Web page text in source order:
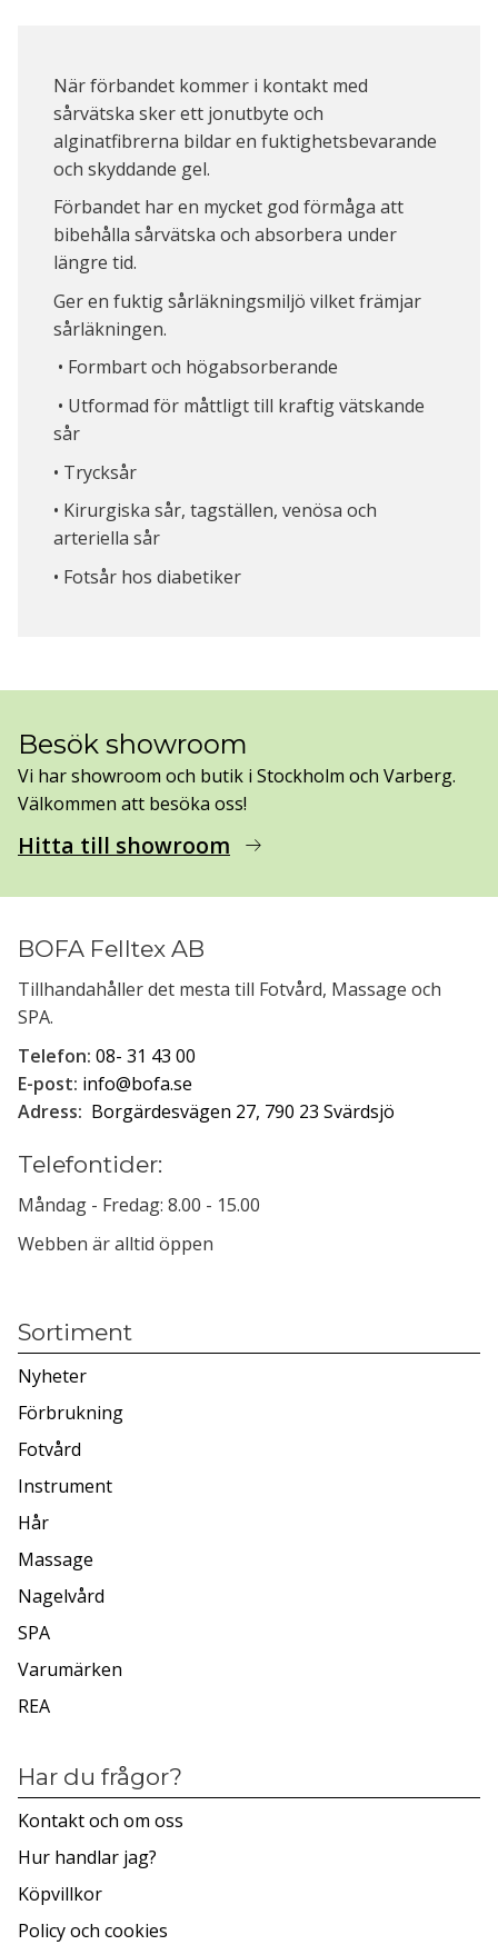
När förbandet kommer i kontakt med
sårvätska sker ett jonutbyte och
alginatfibrerna bildar en fuktighetsbevarande
och skyddande gel.
Förbandet har en mycket god förmåga att
bibehålla sårvätska och absorbera under
längre tid.
Ger en fuktig sårläkningsmiljö vilket främjar
sårläkningen.
• Formbart och högabsorberande
• Utformad för måttligt till kraftig vätskande
sår
• Trycksår
• Kirurgiska sår, tagställen, venösa och
arteriella sår
• Fotsår hos diabetiker
Besök showroom
Vi har showroom och butik i Stockholm och Varberg.
Välkommen att besöka oss!
Hitta till showroom arrow_right_alt
BOFA Felltex AB
Tillhandahåller det mesta till Fotvård, Massage och
SPA.
Telefon: 08- 31 43 00
E-post: info@bofa.se
Adress: Borgärdesvägen 27, 790 23 Svärdsjö
Telefontider:
Måndag - Fredag: 8.00 - 15.00
Webben är alltid öppen
Sortiment
Nyheter
Förbrukning
Fotvård
Instrument
Hår
Massage
Nagelvård
SPA
Varumärken
REA
Har du frågor?
Kontakt och om oss
Hur handlar jag?
Köpvillkor
Policy och cookies